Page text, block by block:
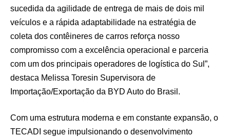
sucedida da agilidade de entrega de mais de dois mil
veículos e a rápida adaptabilidade na estratégia de
coleta dos contêineres de carros reforça nosso
compromisso com a excelência operacional e parceria
com um dos principais operadores de logística do Sul”,
destaca Melissa Toresin Supervisora de
Importação/Exportação da BYD Auto do Brasil.
Com uma estrutura moderna e em constante expansão, o
TECADI segue impulsionando o desenvolvimento